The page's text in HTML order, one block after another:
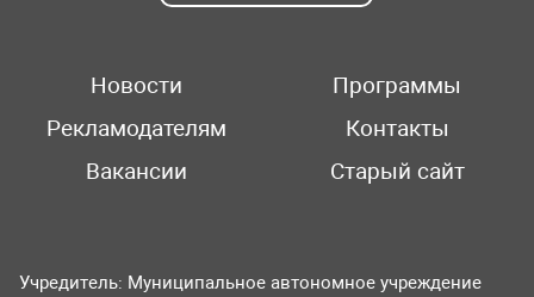
Новости
Программы
Рекламодателям
Контакты
Вакансии
Старый сайт
Учредитель: Муниципальное автономное учреждение